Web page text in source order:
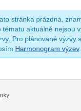
stránka prázdná,
tématu aktuálně nejsou
Pro plánované výzvy
Harmonogram výzev.